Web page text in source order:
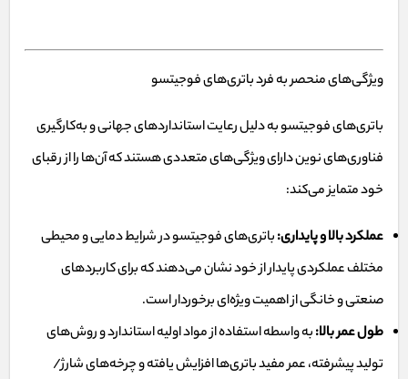
ویژگی‌های منحصر به فرد باتری‌های فوجیتسو
باتری‌های فوجیتسو به دلیل رعایت استانداردهای جهانی و به‌کارگیری
فناوری‌های نوین دارای ویژگی‌های متعددی هستند که آن‌ها را از رقبای
خود متمایز می‌کند:
عملکرد بالا و پایداری:باتری‌های فوجیتسو در شرایط دمایی و محیطی
مختلف عملکردی پایدار از خود نشان می‌دهند که برای کاربردهای
صنعتی و خانگی از اهمیت ویژه‌ای برخوردار است.
طول عمر بالا:به واسطه استفاده از مواد اولیه استاندارد و روش‌های
تولید پیشرفته، عمر مفید باتری‌ها افزایش یافته و چرخه‌های شارژ/